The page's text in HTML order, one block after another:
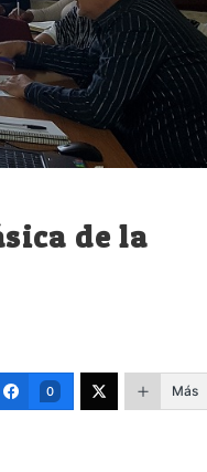
de la
0 Más